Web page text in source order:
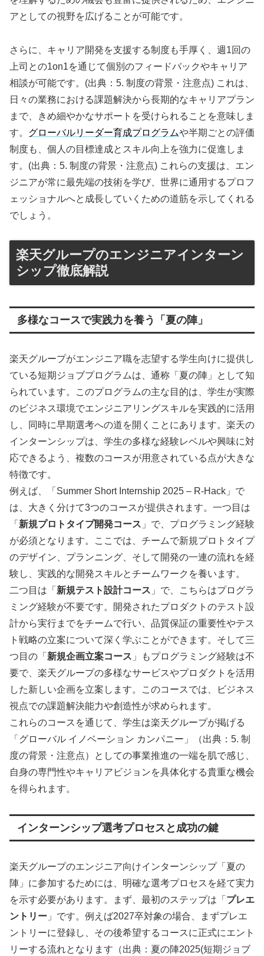
アとしての視野を広げることが可能です。
さらに、キャリア開発を支援する制度も手厚く、週1回の
上司との1on1を通じて個別のフィードバックやキャリア
相談が可能です。(出典：5. 制度の背景・注意点) これは、
日々の業務における課題解決から長期的なキャリアプラン
まで、きめ細やかなサポートを受けられることを意味しま
す。 グローバルリーダー育成プログラムや半期ごとの評価
制度も、個人の目標達成とスキル向上を強力に促進しま
す。(出典：5. 制度の背景・注意点) これらの支援は、エン
ジニアが常に最先端の技術を学び、世界に通用するプロフ
ェッショナルへと成長していくための道筋を示してくれる
でしょう。
楽天グループのエンジニアインターン
シップ徹底解説
多様なコースで実践力を養う「夏の陣」
楽天グループがエンジニア職を志望する学生向けに提供し
ている短期ジョブプログラムは、通称「夏の陣」として知
られています。このプログラムの主な目的は、学生が実際
のビジネス環境でエンジニアリングスキルを実践的に活用
し、同時に早期選考への道を開くことにあります。楽天の
インターンシップは、学生の多様な経験レベルや興味に対
応できるよう、複数のコースが用意されている点が大きな
特徴です。
例えば、「Summer Short Internship 2025 – R-Hack」で
は、大きく分けて3つのコースが提供されます。一つ目は
「 新規プロトタイプ開発コース 」で、プログラミング経験
が必須となります。ここでは、チームで新規プロトタイプ
のデザイン、プランニング、そして開発の一連の流れを経
験し、実践的な開発スキルとチームワークを養います。
二つ目は「 新規テスト設計コース 」で、こちらはプログラ
ミング経験が不要です。開発されたプロダクトのテスト設
計から実行までをチームで行い、品質保証の重要性やテス
ト戦略の立案について深く学ぶことができます。そして三
つ目の「 新規企画立案コース 」もプログラミング経験は不
要で、楽天グループの多様なサービスやプロダクトを活用
した新しい企画を立案します。このコースでは、ビジネス
視点での課題解決能力や創造性が求められます。
これらのコースを通じて、学生は楽天グループが掲げる
「グローバル イノベーション カンパニー」（出典：5. 制
度の背景・注意点）としての事業推進の一端を肌で感じ、
自身の専門性やキャリアビジョンを具体化する貴重な機会
を得られます。
インターンシップ選考プロセスと成功の鍵
楽天グループのエンジニア向けインターンシップ「夏の
陣」に参加するためには、明確な選考プロセスを経て実力
を示す必要があります。まず、最初のステップは「 プレエ
ントリー 」です。例えば2027卒対象の場合、まずプレエ
ントリーに登録し、その後希望するコースに正式にエント
リーする流れとなります（出典：夏の陣2025(短期ジョブ